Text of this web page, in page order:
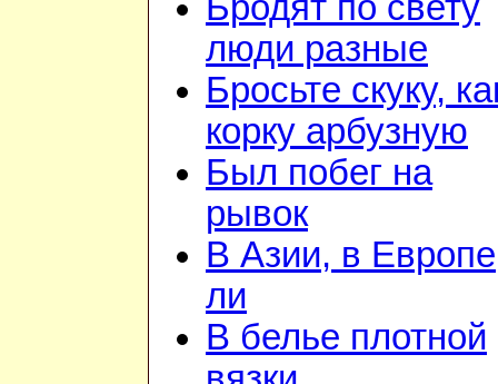
Бродят по свету
люди разные
Бросьте скуку,
корку арбузную
Был побег на
рывок
В Азии, в Европе
ли
В белье плотной